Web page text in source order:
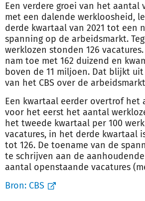
Een verdere groei van het aantal
met een dalende werkloosheid,
derde kwartaal van 2021 tot een
spanning op de arbeidsmarkt.
werklozen stonden 126
nam toe met 162 duizend en
boven de 11 miljoen. Dat blijkt
van het CBS over de
Een kwartaal eerder overtrof het
voor het eerst het aantal
het tweede kwartaal per 100
vacatures, in het derde kwartaal
tot 126. De toename van de
te schrijven aan de
aantal openstaande vacatures
Bron: CBS